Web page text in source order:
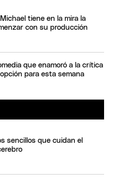
tiene en la mira la
con su producción
que enamoró a la crítica
para esta semana
sencillos que cuidan el